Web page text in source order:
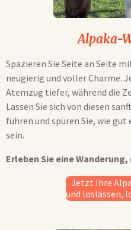
Alpaka-
Spazieren Sie Seite an Seite
neugierig und voller Charme.
Atemzug tiefer, während die
Lassen Sie sich von diesen
führen und spüren Sie, wie
sein.
Erleben Sie eine
Jetzt Ihre
und loslassen,